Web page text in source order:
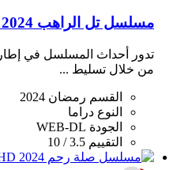
مسلسل تل الراهب 2024 HD
تدور أحداث المسلسل في
من خلال تسليط ...
القسم رمضان 2024
النوع دراما
الجودة WEB-DL
التقييم 3.5 / 10